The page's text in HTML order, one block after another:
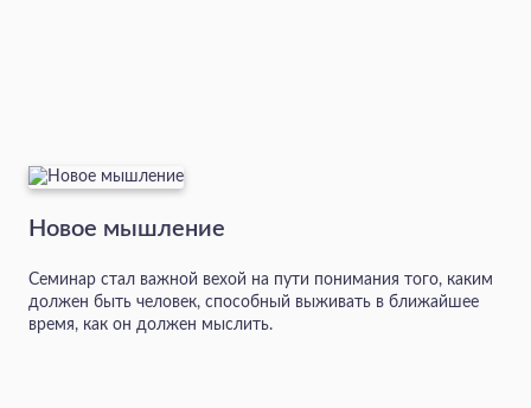
Новое мышление
Семинар стал важной вехой на пути понимания того, каким
должен быть человек, способный выживать в ближайшее
время, как он должен мыслить.